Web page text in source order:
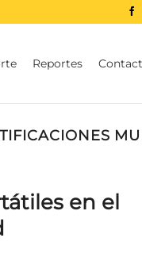
Reportes
en el